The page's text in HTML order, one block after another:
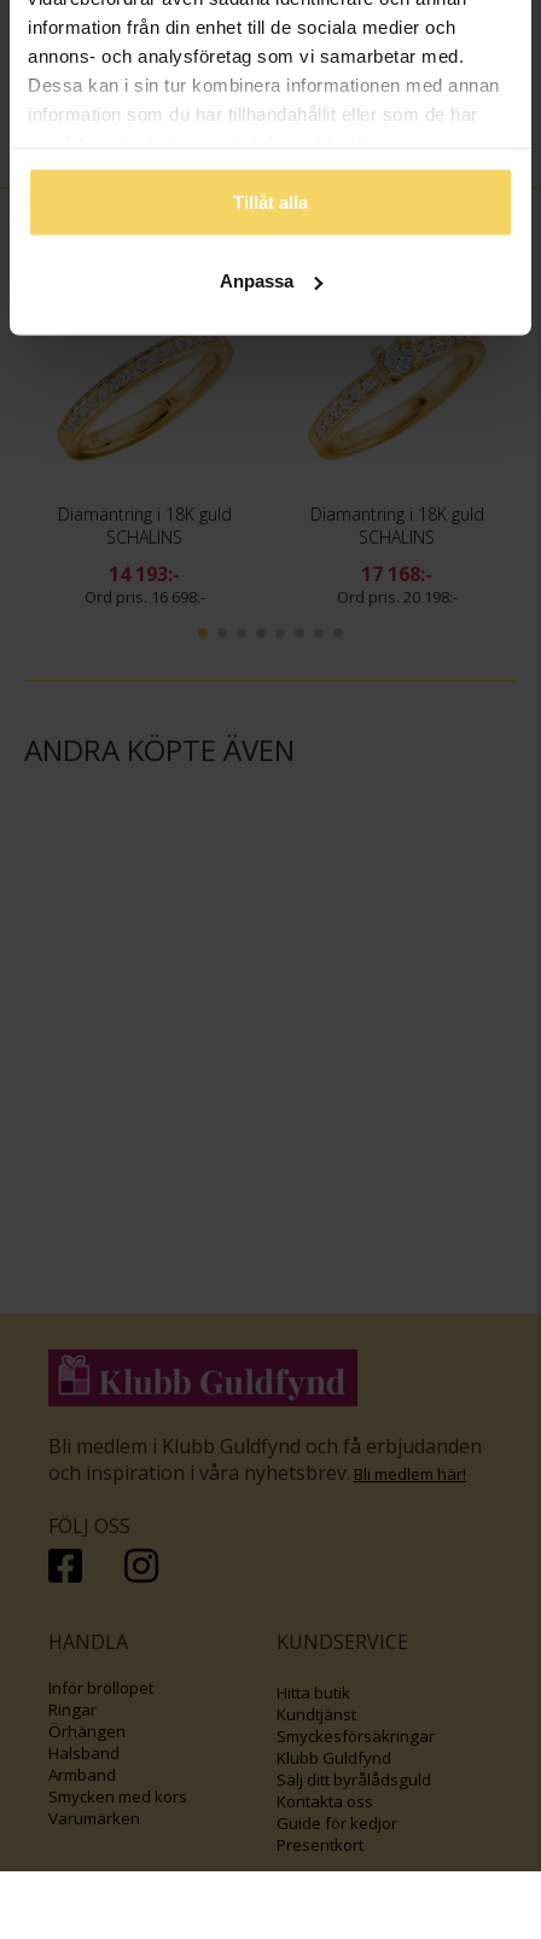
information från din enhet till de sociala medier och
annons- och analysföretag som vi samarbetar med.
Dessa kan i sin tur kombinera informationen med annan
information som du har tillhandahållit eller som de har
Tillåt alla
Anpassa
Material
Guld
Ädelmetall
18K Gold
Vikt ca (gram)
7.10
Ringarna kan även
FINNS OCKSÅ SOM
Diamantring i 18K guld
SCHALINS
14 193:-
16 698:-
Diamantring i 18K guld
SCHALINS
17 168:-
20 198:-
ANDRA KÖPTE ÄVEN
Bli medlem i Klubb Guldfynd och få erbjudanden
och inspiration i våra nyhetsbrev. Bli medlem här!
FÖLJ OSS
HANDLA
Inför bröllopet
Ringar
Örhängen
Halsband
Armband
Smycken med kors
Varumärken
KUNDSERVICE
Hitta butik
Kundtjänst
Smyckesförsäkringar
Klubb Guldfynd
Sälj ditt byrålådsguld
Kontakta oss
Guide för kedjor
Presentkort